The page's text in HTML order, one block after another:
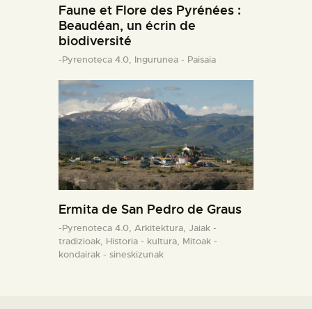
Faune et Flore des Pyrénées :
Beaudéan, un écrin de
biodiversité
-Pyrenoteca 4.0, Ingurunea - Paisaia
Ermita de San Pedro de Graus
-Pyrenoteca 4.0, Arkitektura, Jaiak -
tradizioak, Historia - kultura, Mitoak -
kondairak - sineskizunak